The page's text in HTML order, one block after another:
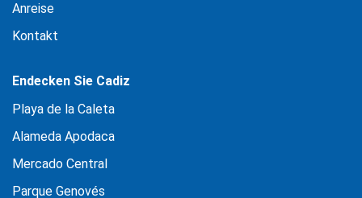
Anreise
Kontakt
Endecken Sie Cadiz
Playa de la Caleta
Alameda Apodaca
Mercado Central
Parque Genovés